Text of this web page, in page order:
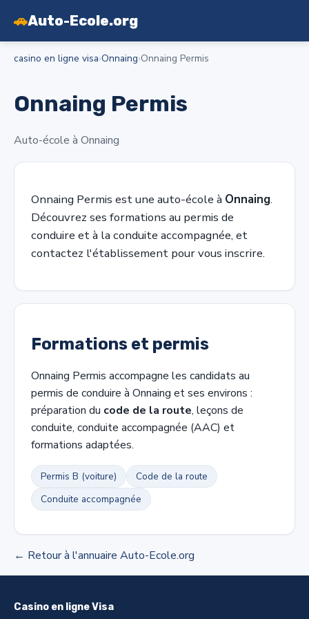
🚗Auto-Ecole.org
casino en ligne visa›Onnaing›Onnaing Permis
Onnaing Permis
Auto-école à Onnaing
Onnaing Permis est une auto-école à Onnaing.
Découvrez ses formations au permis de
conduire et à la conduite accompagnée, et
contactez l'établissement pour vous inscrire.
Formations et permis
Onnaing Permis accompagne les candidats au
permis de conduire à Onnaing et ses environs :
préparation du code de la route, leçons de
conduite, conduite accompagnée (AAC) et
formations adaptées.
Permis B (voiture)
Code de la route
Conduite accompagnée
← Retour à l'annuaire Auto-Ecole.org
Casino en ligne Visa